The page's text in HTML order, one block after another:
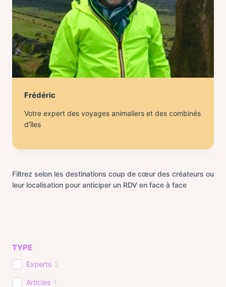
Frédéric
Votre expert des voyages animaliers et des combinés
d’îles
Filtrez selon les destinations coup de cœur des créateurs ou
leur localisation pour anticiper un RDV en face à face
TYPE
Experts 2
Articles 1